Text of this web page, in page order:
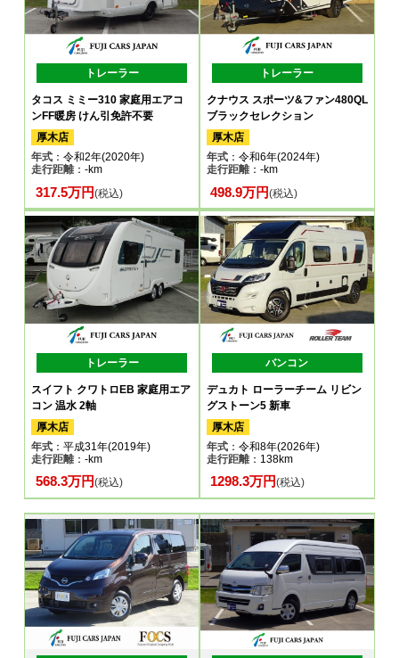
トレーラー
タコス ミミー310 家庭用エアコ
ンFF暖房 けん引免許不要
厚木店
年式 ：令和2年(2020年)
走行距離：-km
317.5万円(税込)
トレーラー
クナウス スポーツ&ファン480QL
ブラックセレクション
厚木店
年式：令和6年(2024年)
走行距離：-km
498.9万円(税込)
トレーラー
スイフト クワトロEB 家庭用エア
コン 温水 2軸
厚木店
年式 ：平成31年(2019年)
走行距離：-km
568.3万円(税込)
バンコン
デュカト ローラーチーム リビン
グストーン5 新車
厚木店
年式：令和8年(2026年)
走行距離：138km
1298.3万円(税込)